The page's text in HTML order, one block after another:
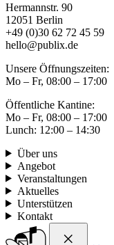
Hermannstr. 90
12051 Berlin
+49 (0)30 62 72 45 59
hello@publix.de
Unsere Öffnungszeiten:
Mo – Fr, 08:00 – 17:00
Öffentliche Kantine:
Mo – Fr, 08:00 – 17:00
Lunch: 12:00 – 14:30
Über uns
Angebot
Veranstaltungen
Aktuelles
Unterstützen
Kontakt